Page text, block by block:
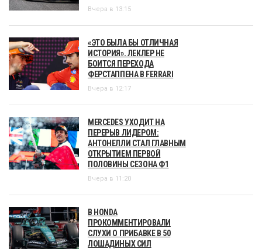
Вчера в 13:15
«ЭТО БЫЛА БЫ ОТЛИЧНАЯ
ИСТОРИЯ». ЛЕКЛЕР НЕ
БОИТСЯ ПЕРЕХОДА
ФЕРСТАППЕНА В FERRARI
Вчера в 12:17
MERCEDES УХОДИТ НА
ПЕРЕРЫВ ЛИДЕРОМ:
АНТОНЕЛЛИ СТАЛ ГЛАВНЫМ
ОТКРЫТИЕМ ПЕРВОЙ
ПОЛОВИНЫ СЕЗОНА Ф1
Вчера в 11:20
В HONDA
ПРОКОММЕНТИРОВАЛИ
СЛУХИ О ПРИБАВКЕ В 50
ЛОШАДИНЫХ СИЛ